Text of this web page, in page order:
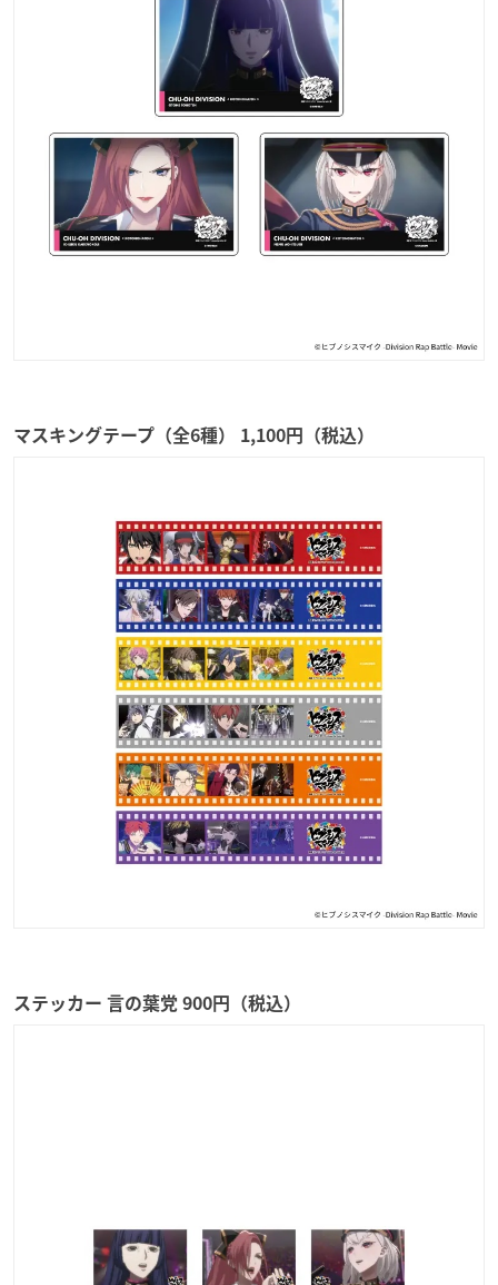
マスキングテープ（全6種） 1,100円（税込）
ステッカー 言の葉党 900円（税込）